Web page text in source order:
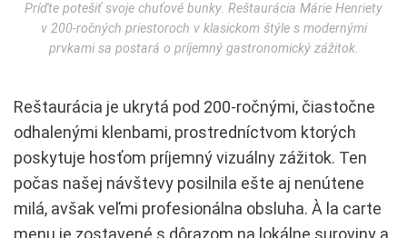
Príďte potešiť svoje chuťové bunky. Reštaurácia Márie Henriety
v 200-ročných priestoroch v klasickom štýle s modernými
prvkami sa postará o príjemný gastronomický zážitok.
Reštaurácia je ukrytá pod 200-ročnými, čiastočne
odhalenými klenbami, prostredníctvom ktorých
poskytuje hosťom príjemný vizuálny zážitok. Ten
počas našej návštevy posilnila ešte aj nenútene
milá, avšak veľmi profesionálna obsluha. À la carte
menu je zostavené s dôrazom na lokálne suroviny a